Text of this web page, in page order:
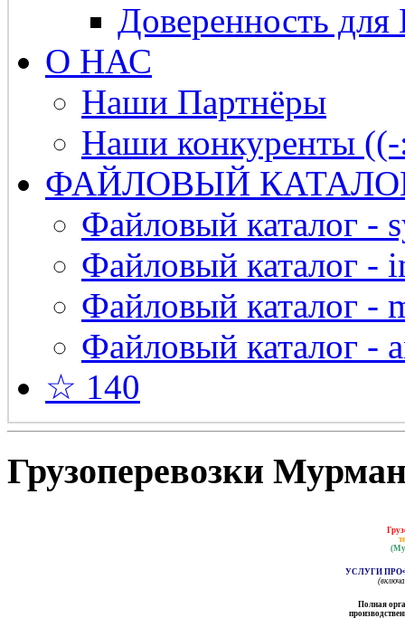
Доверенность
О НАС
Наши Партнёры
Наши конкуренты
ФАЙЛОВЫЙ
Файловый каталог -
Файловый каталог -
Файловый каталог -
Файловый каталог -
☆ 140
Грузоперевозки
УСЛУГИ
Полная